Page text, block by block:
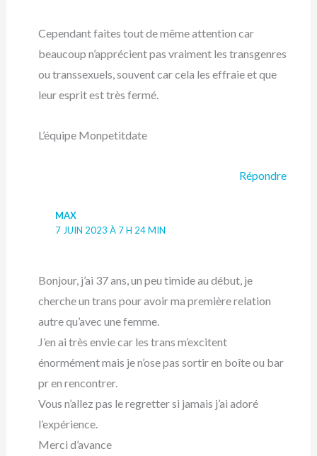
Cependant faites tout de même attention car
beaucoup n’apprécient pas vraiment les transgenres
ou transsexuels, souvent car cela les effraie et que
leur esprit est très fermé.
L’équipe Monpetitdate
Répondre
MAX
7 JUIN 2023 À 7 H 24 MIN
Bonjour, j’ai 37 ans, un peu timide au début, je
cherche un trans pour avoir ma première relation
autre qu’avec une femme.
J’en ai très envie car les trans m’excitent
énormément mais je n’ose pas sortir en boîte ou bar
pr en rencontrer.
Vous n’allez pas le regretter si jamais j’ai adoré
l’expérience.
Merci d’avance